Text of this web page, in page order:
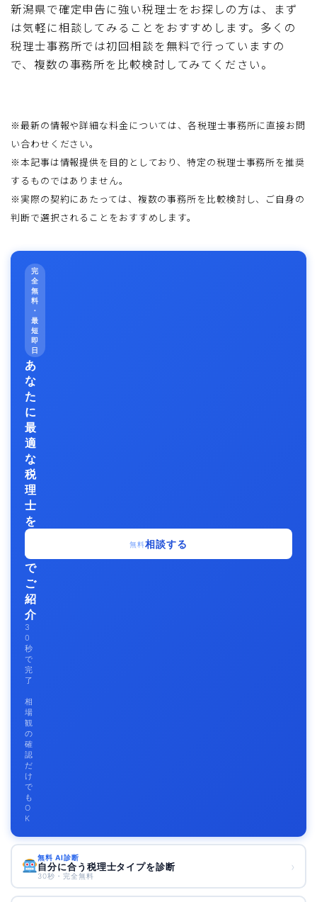
新潟県で確定申告に強い税理士をお探しの方は、まず
は気軽に相談してみることをおすすめします。多くの
税理士事務所では初回相談を無料で行っていますの
で、複数の事務所を比較検討してみてください。
※最新の情報や詳細な料金については、各税理士事務所に直接お問
い合わせください。
※本記事は情報提供を目的としており、特定の税理士事務所を推奨
するものではありません。
※実際の契約にあたっては、複数の事務所を比較検討し、ご自身の
判断で選択されることをおすすめします。
完
全
無
料
・
最
短
即
日
あ
な
た
に
最
適
な
税
理
士
を
無
料
で
ご
紹
介
3
0
秒
で
完
了
相
場
観
の
確
認
だ
け
で
も
O
K
無料相談する
無料 AI診断
自分に合う税理士タイプを診断
30秒・完全無料
›